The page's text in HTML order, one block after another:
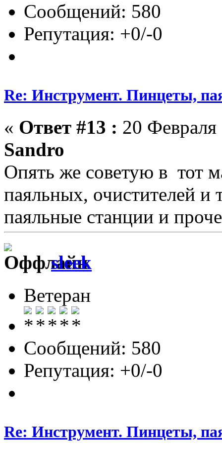
Сообщений: 580
Репутация: +0/-0
Re: Инструмент. Пинцеты,
« Ответ #13 : 20
Sandro
Опять же советую в тот
паяльных, очистителей и
паяльные станции и
sleek
Ветеран
Сообщений: 580
Репутация: +0/-0
Re: Инструмент. Пинцеты,